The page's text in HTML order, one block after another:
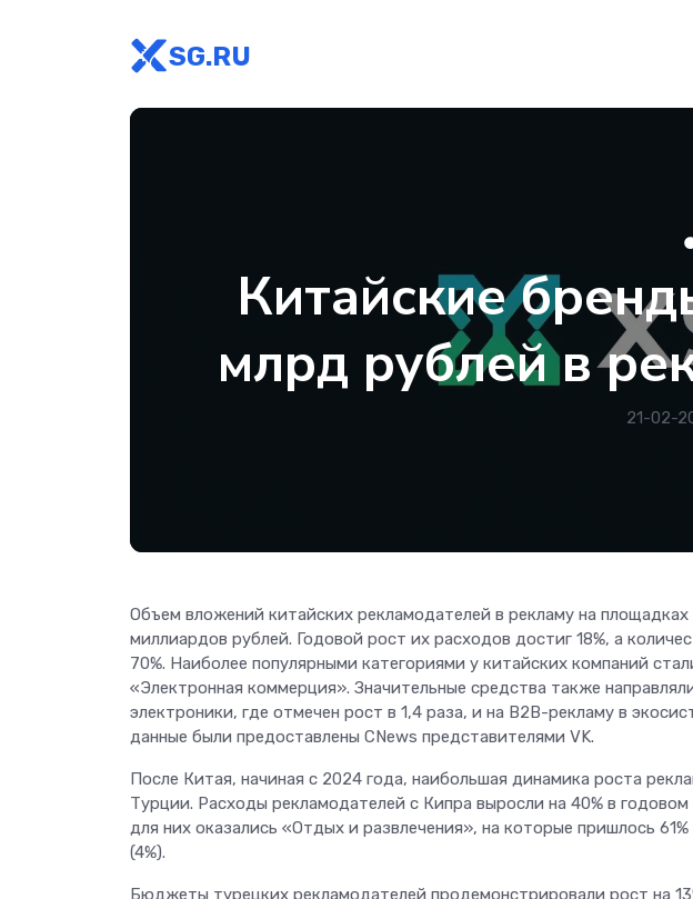
SG.RU
Китайские
млрд рублей в
21-02-
Объем вложений китайских рекламодателей в рекламу на
миллиардов рублей. Годовой рост их расходов достиг 18%, а
70%. Наиболее популярными категориями у китайских компаний
«Электронная коммерция». Значительные средства также
электроники, где отмечен рост в 1,4 раза, и на B2B-рекламу в
данные были предоставлены CNews представителями VK.
После Китая, начиная с 2024 года, наибольшая динамика роста
Турции. Расходы рекламодателей с Кипра выросли на 40% в
для них оказались «Отдых и развлечения», на которые пришлось
(4%).
Бюджеты турецких рекламодателей продемонстрировали рост на